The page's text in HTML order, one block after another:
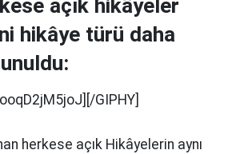
açık hikâyeler
hikâye türü daha
GIPHY]
herkese açık Hikâyelerin aynı